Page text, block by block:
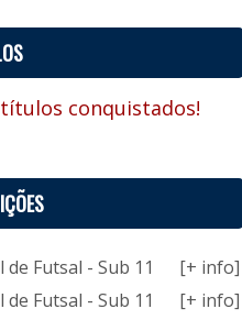
conquistados!
Futsal - Sub 11
[+ info]
Futsal - Sub 11
[+ info]